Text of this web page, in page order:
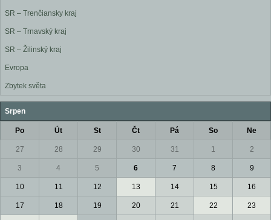
SR – Trenčiansky kraj
SR – Trnavský kraj
SR – Žilinský kraj
Evropa
Zbytek světa
Srpen
Po Út St Čt Pá So Ne
27 28 29 30 31 1 2
3 4 5 6 7 8 9
10 11 12 13 14 15 16
17 18 19 20 21 22 23